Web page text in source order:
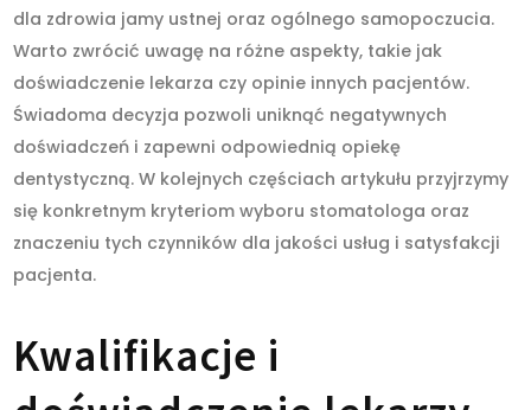
dla zdrowia jamy ustnej oraz ogólnego samopoczucia.
Warto zwrócić uwagę na różne aspekty, takie jak
doświadczenie lekarza czy opinie innych pacjentów.
Świadoma decyzja pozwoli uniknąć negatywnych
doświadczeń i zapewni odpowiednią opiekę
dentystyczną. W kolejnych częściach artykułu przyjrzymy
się konkretnym kryteriom wyboru stomatologa oraz
znaczeniu tych czynników dla jakości usług i satysfakcji
pacjenta.
Kwalifikacje i